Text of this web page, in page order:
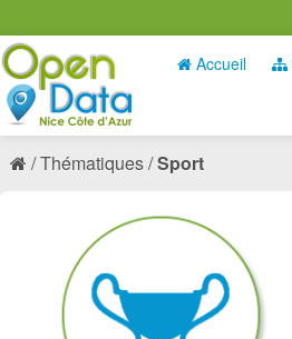
Accueil
Thématiques Sport